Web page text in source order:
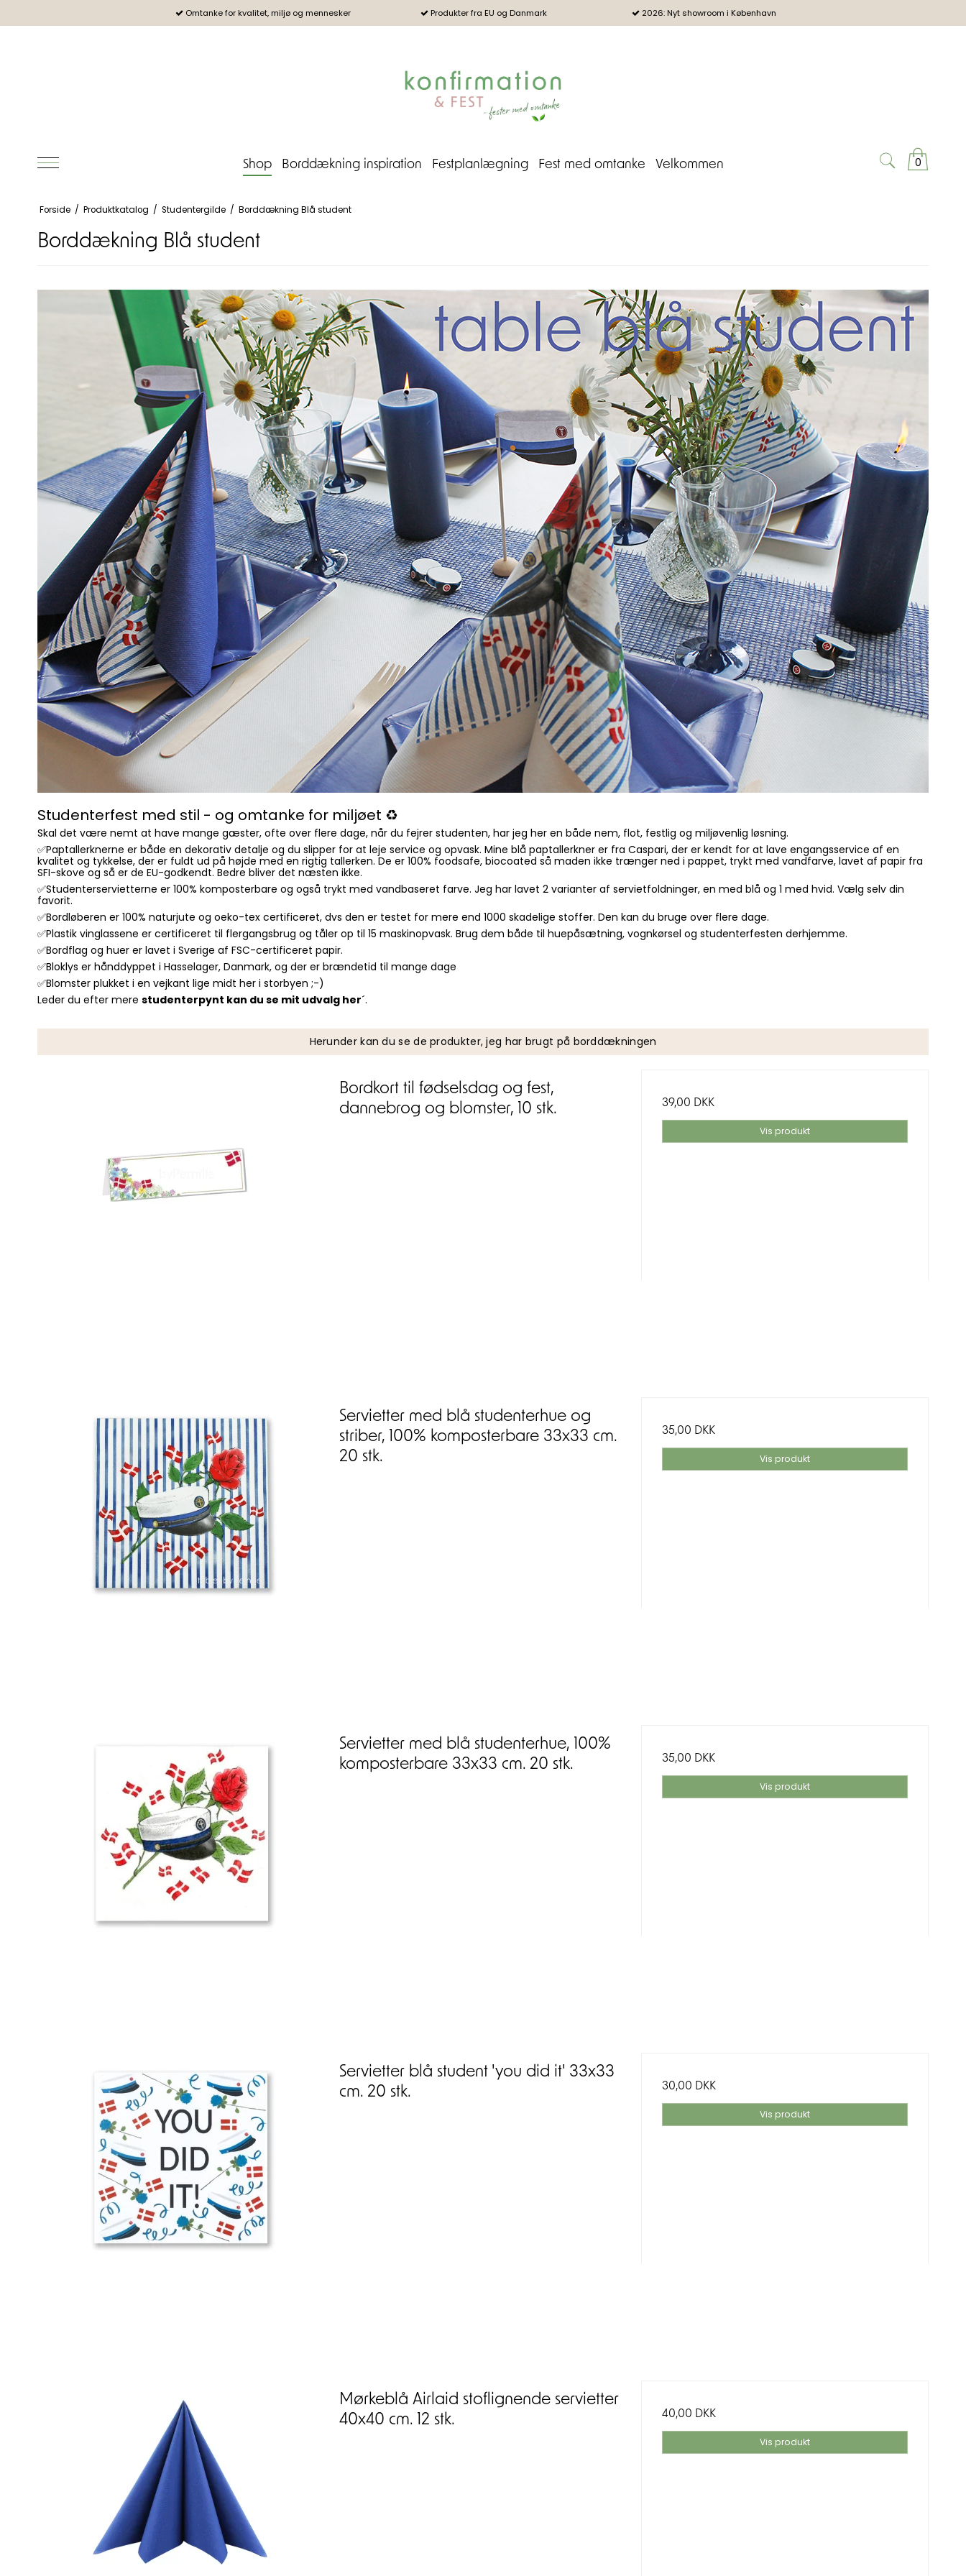
Omtanke for kvalitet, miljø og mennesker Produkter fra EU og Danmark 2026: Nyt showroom i København
0
Shop Borddækning inspiration Fest med omtanke Velkommen
Festplanlægning
Forside / Produktkatalog / Studentergilde / Borddækning Blå student
Borddækning Blå student
Studenterfest med stil - og omtanke for miljøet ♻️
Skal det være nemt at have mange gæster, ofte over flere dage, når du fejrer studenten, har jeg her en både nem, flot, festlig og miljøvenlig løsning.
✅Paptallerknerne er både en dekorativ detalje og du slipper for at leje service og opvask. Mine blå paptallerkner er fra Caspari, der er kendt for at lave engangsservice af en
kvalitet og tykkelse, der er fuldt ud på højde med en rigtig tallerken. De er 100% foodsafe, biocoated så maden ikke trænger ned i pappet, trykt med vandfarve, lavet af papir fra
SFI-skove og så er de EU-godkendt. Bedre bliver det næsten ikke.
✅Studenterservietterne er 100% komposterbare og også trykt med vandbaseret farve. Jeg har lavet 2 varianter af servietfoldninger, en med blå og 1 med hvid. Vælg selv din
favorit.
✅Bordløberen er 100% naturjute og oeko-tex certificeret, dvs den er testet for mere end 1000 skadelige stoffer. Den kan du bruge over flere dage.
✅Plastik vinglassene er certificeret til flergangsbrug og tåler op til 15 maskinopvask. Brug dem både til huepåsætning, vognkørsel og studenterfesten derhjemme.
✅Bordflag og huer er lavet i Sverige af FSC-certificeret papir.
✅Bloklys er hånddyppet i Hasselager, Danmark, og der er brændetid til mange dage
✅Blomster plukket i en vejkant lige midt her i storbyen ;-)
Leder du efter mere studenterpynt kan du se mit udvalg her´.
Herunder kan du se de produkter, jeg har brugt på borddækningen
Bordkort til fødselsdag og fest,
dannebrog og blomster, 10 stk.
39,00 DKK
Vis produkt
Servietter med blå studenterhue og
striber, 100% komposterbare 33x33 cm.
20 stk.
35,00 DKK
Vis produkt
Servietter med blå studenterhue, 100%
komposterbare 33x33 cm. 20 stk.
35,00 DKK
Vis produkt
Servietter blå student 'you did it' 33x33
cm. 20 stk.
30,00 DKK
Vis produkt
Mørkeblå Airlaid stoflignende servietter
40x40 cm. 12 stk.
40,00 DKK
Vis produkt